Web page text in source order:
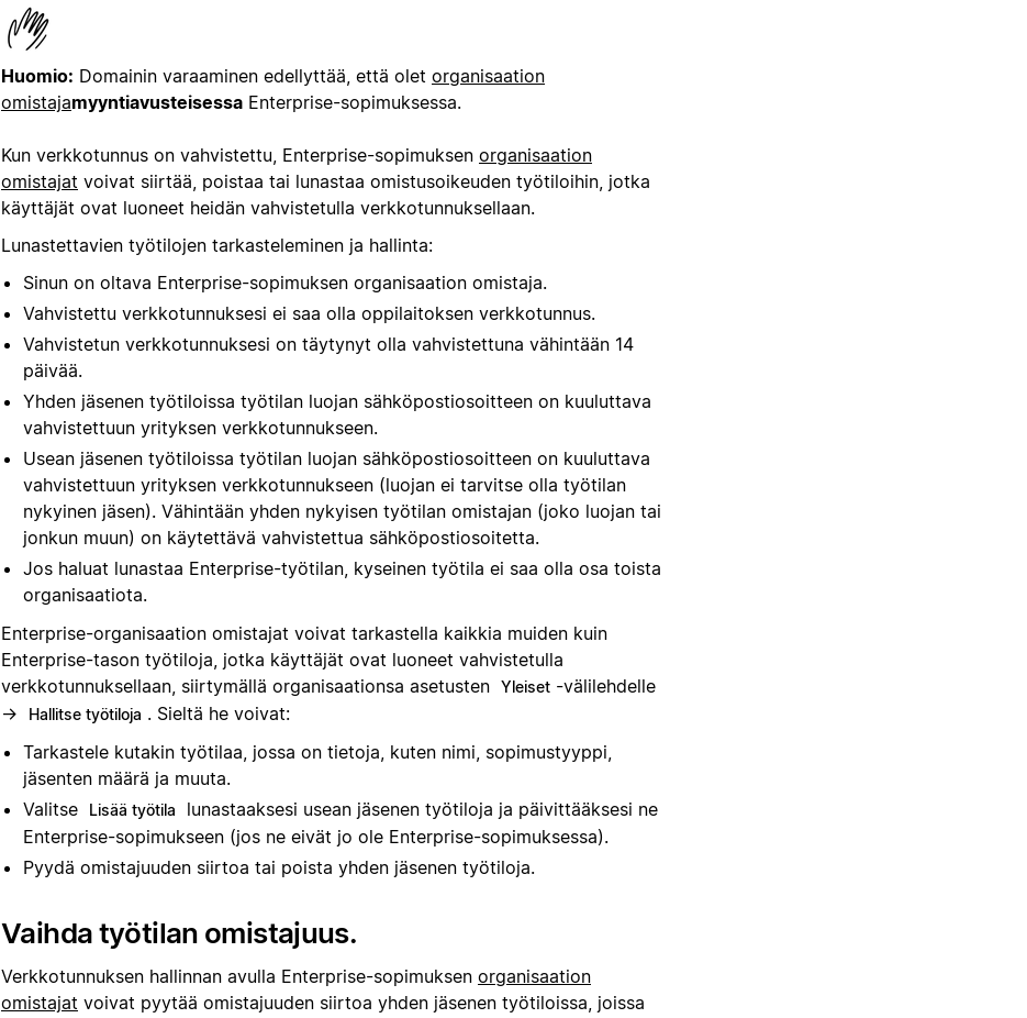
Huomio: Domainin varaaminen edellyttää, että olet organisaation
omistajamyyntiavusteisessa Enterprise-sopimuksessa.
Kun verkkotunnus on vahvistettu, Enterprise-sopimuksen organisaation
omistajat voivat siirtää, poistaa tai lunastaa omistusoikeuden työtiloihin, jotka
käyttäjät ovat luoneet heidän vahvistetulla verkkotunnuksellaan.
Lunastettavien työtilojen tarkasteleminen ja hallinta:
Sinun on oltava Enterprise-sopimuksen organisaation omistaja.
Vahvistettu verkkotunnuksesi ei saa olla oppilaitoksen verkkotunnus.
Vahvistetun verkkotunnuksesi on täytynyt olla vahvistettuna vähintään 14
päivää.
Yhden jäsenen työtiloissa työtilan luojan sähköpostiosoitteen on kuuluttava
vahvistettuun yrityksen verkkotunnukseen.
Usean jäsenen työtiloissa työtilan luojan sähköpostiosoitteen on kuuluttava
vahvistettuun yrityksen verkkotunnukseen (luojan ei tarvitse olla työtilan
nykyinen jäsen). Vähintään yhden nykyisen työtilan omistajan (joko luojan tai
jonkun muun) on käytettävä vahvistettua sähköpostiosoitetta.
Jos haluat lunastaa Enterprise-työtilan, kyseinen työtila ei saa olla osa toista
organisaatiota.
Enterprise-organisaation omistajat voivat tarkastella kaikkia muiden kuin
Enterprise-tason työtiloja, jotka käyttäjät ovat luoneet vahvistetulla
verkkotunnuksellaan, siirtymällä organisaationsa asetusten Yleiset -välilehdelle
→
Hallitse työtiloja . Sieltä he voivat:
Tarkastele kutakin työtilaa, jossa on tietoja, kuten nimi, sopimustyyppi,
jäsenten määrä ja muuta.
Valitse
Lisää työtila
lunastaaksesi usean jäsenen työtiloja ja päivittääksesi ne
Enterprise-sopimukseen (jos ne eivät jo ole Enterprise-sopimuksessa).
Pyydä omistajuuden siirtoa tai poista yhden jäsenen työtiloja.
Vaihda työtilan omistajuus.
Verkkotunnuksen hallinnan avulla Enterprise-sopimuksen organisaation
omistajat voivat pyytää omistajuuden siirtoa yhden jäsenen työtiloissa, joissa